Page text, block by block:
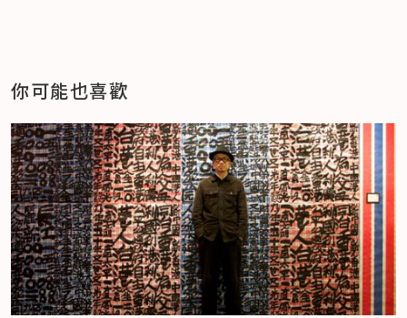
你可能也喜歡